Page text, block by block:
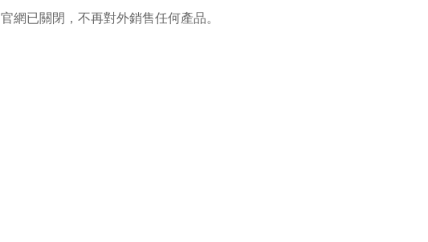
官網已關閉，不再對外銷售任何產品。